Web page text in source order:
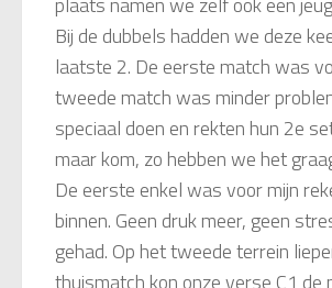
Bij de dubbels hadden we deze
laatste 2. De eerste match was
tweede match was minder
speciaal doen en rekten hun 2e
maar kom, zo hebben we het
De eerste enkel was voor mijn
binnen. Geen druk meer, geen
gehad. Op het tweede terrein
thuismatch kon onze verse C1 de